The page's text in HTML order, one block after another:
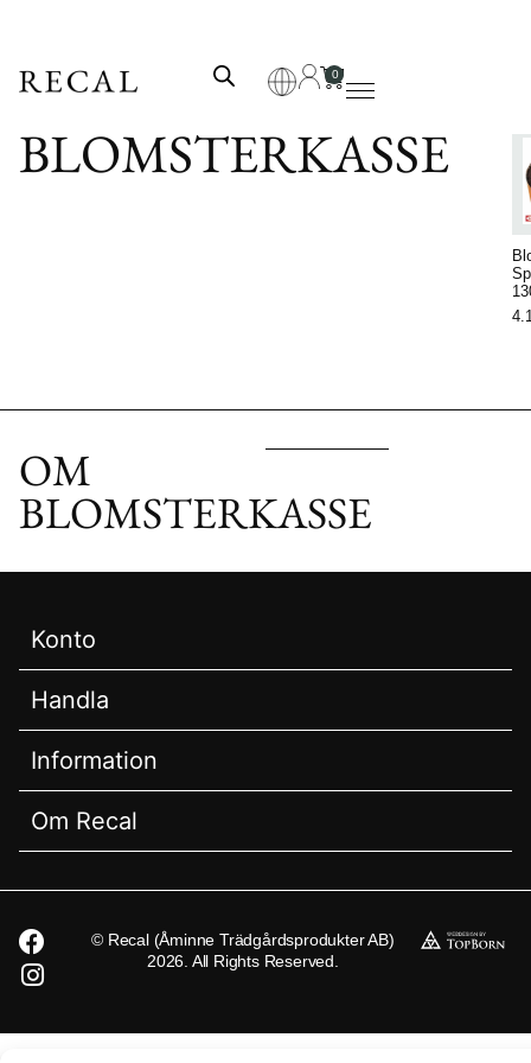
0
BLOMSTERKASSE
OM
BLOMSTERKASSE
Konto
Handla
Information
Om Recal
© Recal (Åminne Trädgårdsprodukter AB)
2026. All Rights Reserved.